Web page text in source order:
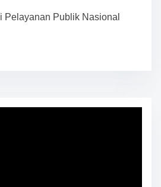
Pelayanan Publik Nasional